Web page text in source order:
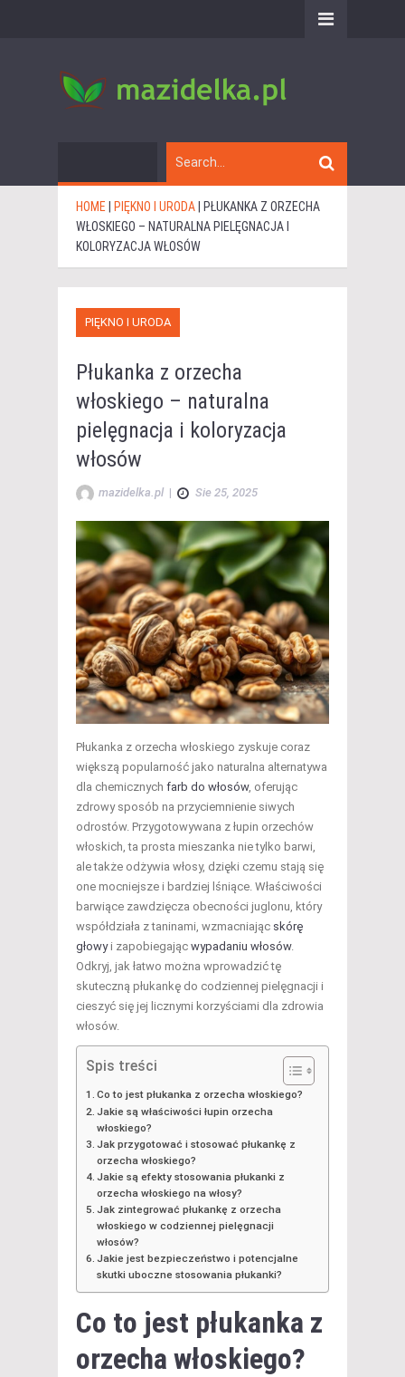
HOME PIĘKNO I URODA
PŁUKANKA Z ORZECHA
WŁOSKIEGO – NATURALNA PIELĘGNACJA I
KOLORYZACJA WŁOSÓW
PIĘKNO I URODA
Płukanka z orzecha
włoskiego – naturalna
pielęgnacja i koloryzacja
włosów
mazidelka.pl | Sie 25, 2025
Płukanka z orzecha włoskiego zyskuje coraz
większą popularność jako naturalna alternatywa
dla chemicznych farb do włosów, oferując
zdrowy sposób na przyciemnienie siwych
odrostów. Przygotowywana z łupin orzechów
włoskich, ta prosta mieszanka nie tylko barwi,
ale także odżywia włosy, dzięki czemu stają się
one mocniejsze i bardziej lśniące. Właściwości
barwiące zawdzięcza obecności juglonu, który
współdziała z taninami, wzmacniając skórę
głowyi zapobiegając wypadaniu włosów.
Odkryj, jak łatwo można wprowadzić tę
skuteczną płukankę do codziennej pielęgnacji i
cieszyć się jej licznymi korzyściami dla zdrowia
włosów.
Spis treści
Co to jest płukanka z orzecha włoskiego?
Jakie są właściwości łupin orzecha
włoskiego?
Jak przygotować i stosować płukankę z
orzecha włoskiego?
Jakie są efekty stosowania płukanki z
orzecha włoskiego na włosy?
Jak zintegrować płukankę z orzecha
włoskiego w codziennej pielęgnacji
włosów?
Jakie jest bezpieczeństwo i potencjalne
skutki uboczne stosowania płukanki?
Co to jest płukanka z
orzecha włoskiego?